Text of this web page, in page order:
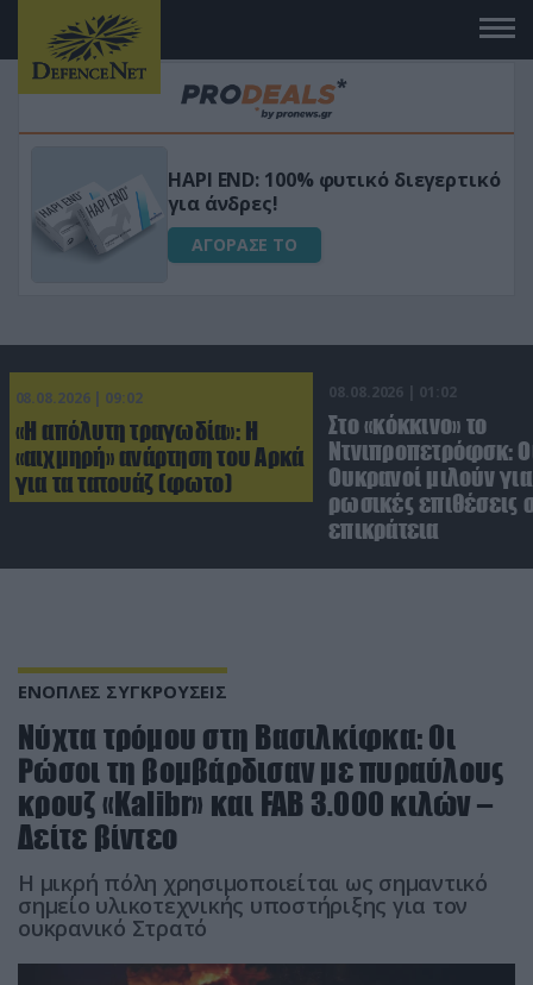
Μεταμόρφωσε τον κήπο σου με το
Ultra Box Μίνι Αλυσοπρίονο με
μπαταρία λιθίου
ΑΓΟΡΑΣΕ ΤΟ
08.08.2026 | 09:02
«Η απόλυτη τραγωδία»: Η
«αιχμηρή» ανάρτηση του Αρκά
για τα τατουάζ (φωτο)
08.08.2026 | 01:02
Στο «κόκκινο» το
Ντνιπροπετρόφσκ:
Ουκρανοί μιλούν
ρωσικές επιθέσεις
επικράτεια
ΕΝΟΠΛΕΣ ΣΥΓΚΡΟΥΣΕΙΣ
Νύχτα τρόμου στη Βασιλκίφκα: Οι
Ρώσοι τη βομβάρδισαν με πυραύλους
κρουζ «Kalibr» και FAB 3.000 κιλών –
Δείτε βίντεο
Η μικρή πόλη χρησιμοποιείται ως σημαντικό
σημείο υλικοτεχνικής υποστήριξης για τον
ουκρανικό Στρατό